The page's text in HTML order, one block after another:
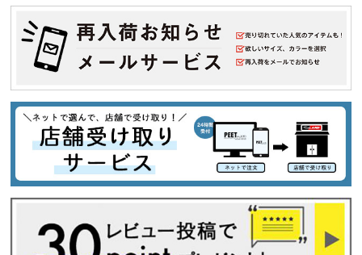
価格から探す
並び順
カテゴリ
サイズ